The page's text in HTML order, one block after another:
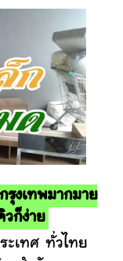
รุงเทพมากมาย
วก็ง่าย
ทศ ทั่วไทย